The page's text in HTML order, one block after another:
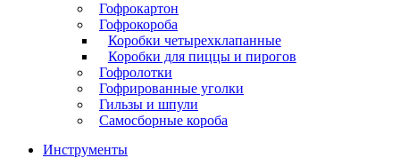
Гофрокартон
Гофрокороба
Коробки четырехклапанные
Коробки для пиццы и пирогов
Гофролотки
Гофрированные уголки
Гильзы и шпули
Самосборные короба
Инструменты